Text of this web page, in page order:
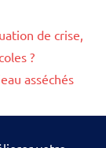
de crise,
?
asséchés